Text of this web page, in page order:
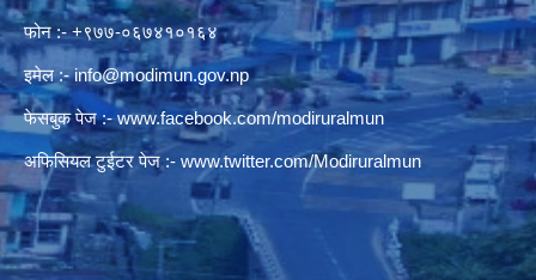
फोन :- +९७७-०६७४१०१६४
इमेल :-info@modimun.gov.np
फेसबुक पेज :-www.facebook.com/modiruralmun
अफिसियल टुईटर पेज :- www.twitter.com/Modiruralmun